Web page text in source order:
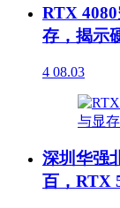
RTX
存，揭示
4 08.03
深圳华强
百，RTX